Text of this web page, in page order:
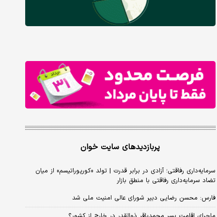
پربازدیدهای سایت خوان
سرمایه‌داری رفاقتی؛ آزادی در برابر قدرت | تولد «کورپوراتیسم» از میان
تضاد سرمایه‌داری رفاقتی با منطق بازار
فارس: محسن رضایی دبیر شورای عالی امنیت ملی شد